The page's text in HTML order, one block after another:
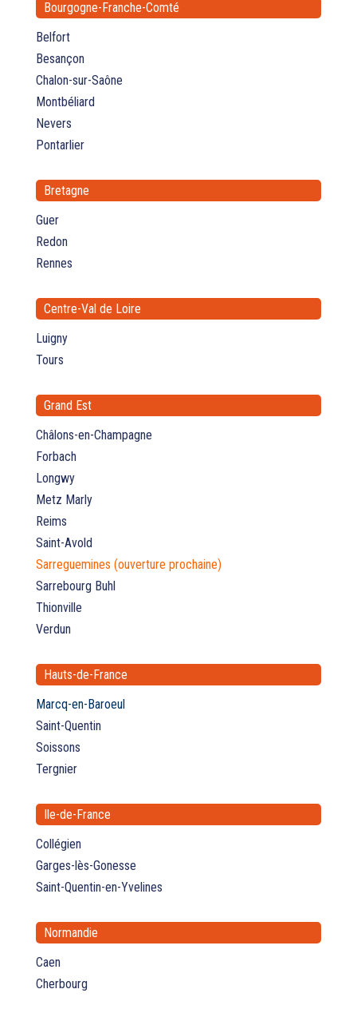
Bourgogne-Franche-Comté
Belfort
Besançon
Chalon-sur-Saône
Montbéliard
Nevers
Pontarlier
Bretagne
Guer
Redon
Rennes
Centre-Val de Loire
Luigny
Tours
Grand Est
Châlons-en-Champagne
Forbach
Longwy
Metz Marly
Reims
Saint-Avold
Sarreguemines (ouverture prochaine)
Sarrebourg Buhl
Thionville
Verdun
Hauts-de-France
Marcq-en-Baroeul
Saint-Quentin
Soissons
Tergnier
Ile-de-France
Collégien
Garges-lès-Gonesse
Saint-Quentin-en-Yvelines
Normandie
Caen
Cherbourg